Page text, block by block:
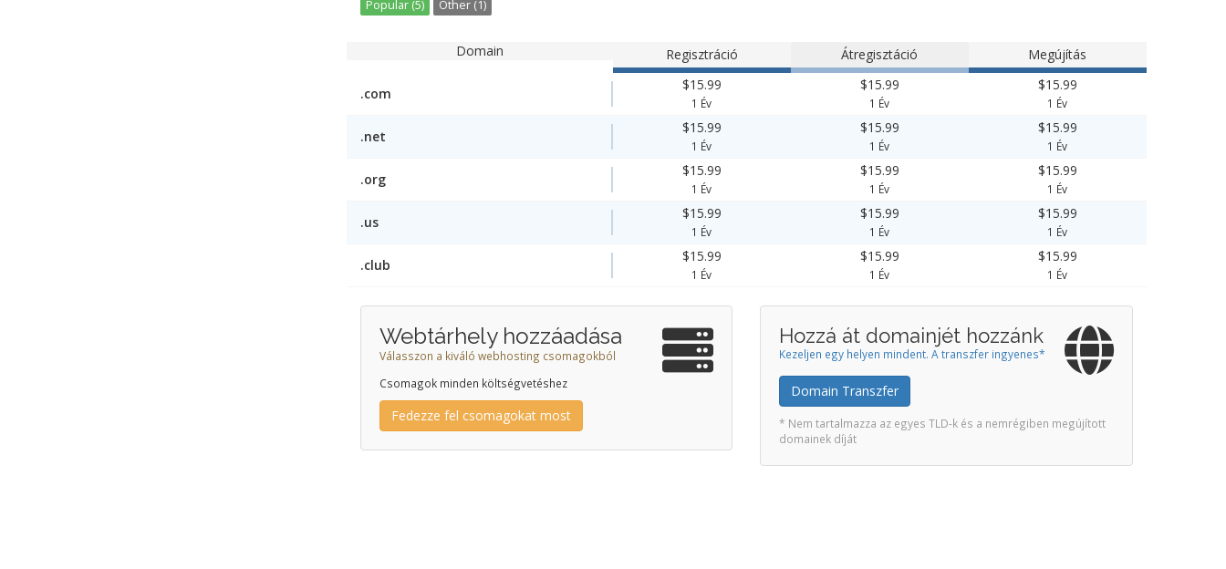
Popular (5) Other (1)
Domain Regisztráció Átregisztáció Megújítás
.com
$15.99
1 Év
$15.99
1 Év
$15.99
1 Év
.net
$15.99
1 Év
$15.99
1 Év
$15.99
1 Év
.org
$15.99
1 Év
$15.99
1 Év
$15.99
1 Év
.us
$15.99
1 Év
$15.99
1 Év
$15.99
1 Év
.club
$15.99
1 Év
$15.99
1 Év
$15.99
1 Év
Webtárhely hozzáadása
Válasszon a kiváló webhosting csomagokból
Csomagok minden költségvetéshez
Fedezze fel csomagokat most
Hozzá át domainjét hozzánk
Kezeljen egy helyen mindent. A transzfer ingyenes*
Domain Transzfer
* Nem tartalmazza az egyes TLD-k és a nemrégiben megújított
domainek díját